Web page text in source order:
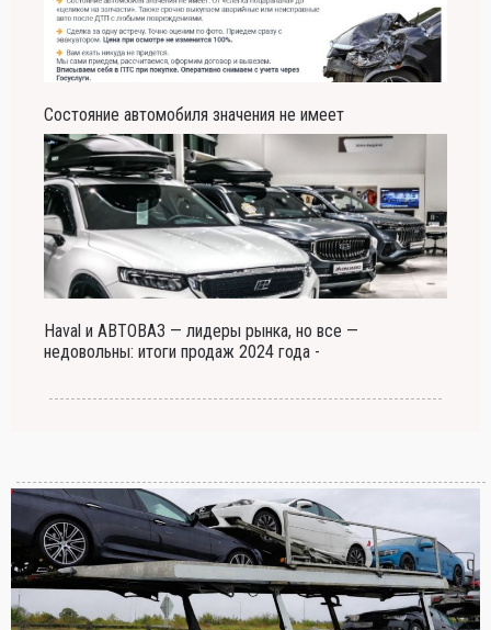
Состояние автомобиля значения не имеет
Haval и АВТОВАЗ — лидеры рынка, но все —
недовольны: итоги продаж 2024 года -